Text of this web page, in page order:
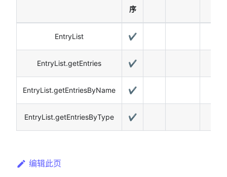
序
EntryList ✔️
EntryList.getEntries ✔️
EntryList.getEntriesByName ✔️
EntryList.getEntriesByType ✔️
编辑此页